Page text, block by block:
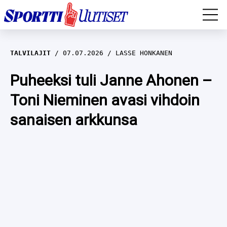
EM-YLEISURHEILU
JÄÄKIEKKO
YLEISURHEILU
WILMA HELTELÄ
TALVILAJIT
TALVILAJIT 07.07.2026 LASSE HONKANEN
Puheeksi tuli Janne Ahonen –
Toni Nieminen avasi vihdoin
sanaisen arkkunsa